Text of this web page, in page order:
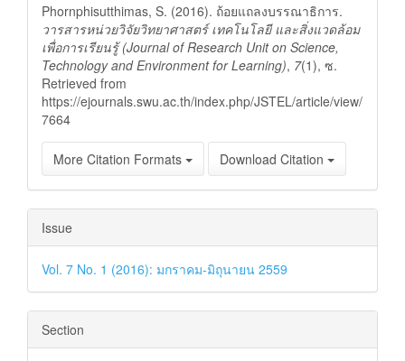
Phornphisutthimas, S. (2016). ถ้อยแถลงบรรณาธิการ.
วารสารหน่วยวิจัยวิทยาศาสตร์ เทคโนโลยี และสิ่งแวดล้อม
เพื่อการเรียนรู้ (Journal of Research Unit on Science,
Technology and Environment for Learning), 7(1), ซ.
Retrieved from
https://ejournals.swu.ac.th/index.php/JSTEL/article/view/
7664
More Citation Formats Download Citation
Issue
Vol. 7 No. 1 (2016): มกราคม-มิถุนายน 2559
Section